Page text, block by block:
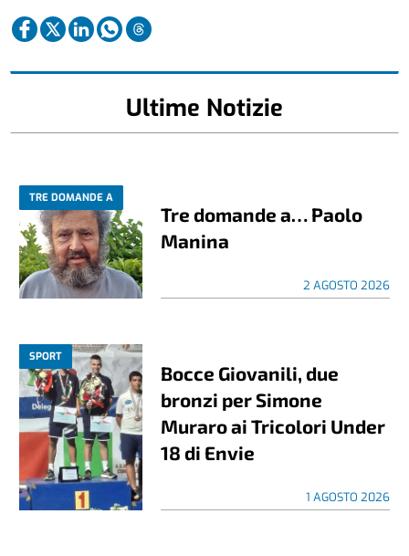
Ultime Notizie
TRE DOMANDE A
Tre domande a… Paolo
Manina
2 AGOSTO 2026
SPORT
Bocce Giovanili, due
bronzi per Simone
Muraro ai Tricolori Under
18 di Envie
1 AGOSTO 2026